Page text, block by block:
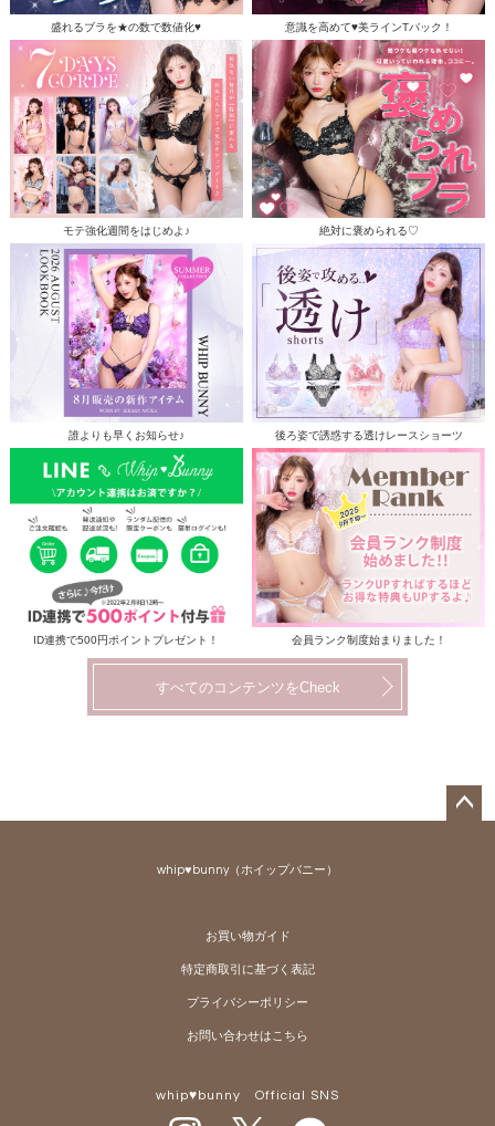
盛れるブラを★の数で数値化♥ 意識を高めて♥美ラインTバック！
モテ強化週間をはじめよ♪ 絶対に褒められる♡
誰よりも早くお知らせ♪ 後ろ姿で誘惑する透けレースショーツ
ID連携で500円ポイントプレゼント！ 会員ランク制度始まりました！
すべてのコンテンツをCheck
whip♥bunny（ホイップバニー）
お買い物ガイド
特定商取引に基づく表記
プライバシーポリシー
お問い合わせはこちら
whip♥bunny Official SNS